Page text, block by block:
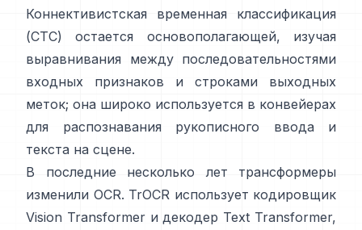
Коннективистская временная классификация
(CTC)
остается основополагающей, изучая
выравнивания между последовательностями
входных признаков и строками выходных
меток; она широко используется в конвейерах
для распознавания рукописного ввода и
текста на сцене.
В последние несколько лет трансформеры
изменили OCR. TrOCR использует кодировщик
Vision Transformer и декодер Text Transformer,